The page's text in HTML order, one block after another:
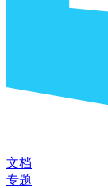
文档
专题